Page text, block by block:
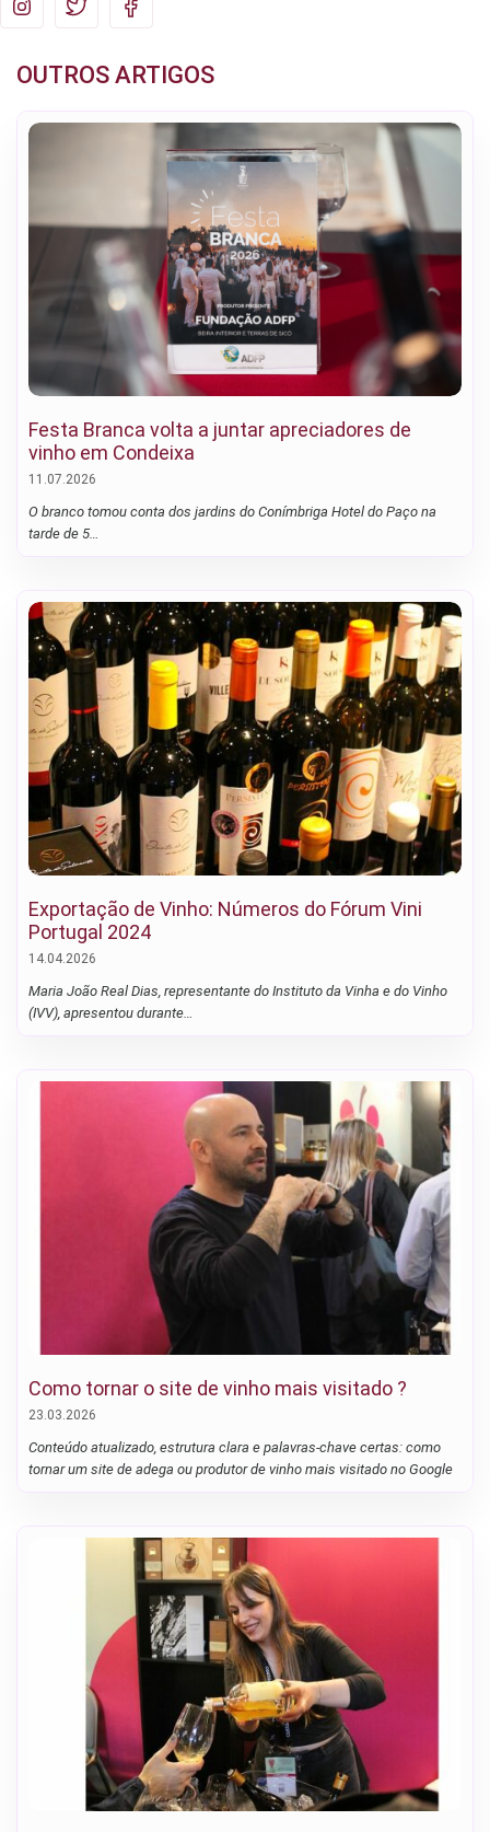
OUTROS ARTIGOS
Festa Branca volta a juntar apreciadores de
vinho em Condeixa
11.07.2026
O branco tomou conta dos jardins do Conímbriga Hotel do Paço na
tarde de 5…
Exportação de Vinho: Números do Fórum Vini
Portugal 2024
14.04.2026
Maria João Real Dias, representante do Instituto da Vinha e do Vinho
(IVV), apresentou durante…
Como tornar o site de vinho mais visitado ?
23.03.2026
Conteúdo atualizado, estrutura clara e palavras-chave certas: como
tornar um site de adega ou produtor de vinho mais visitado no Google